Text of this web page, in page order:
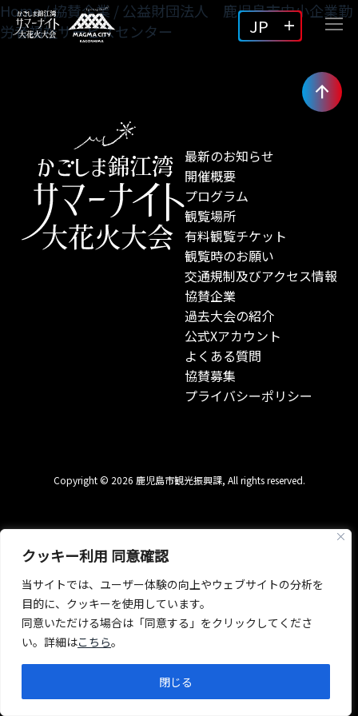
クッキー利用 同意確認
当サイトでは、ユーザー体験の向上やウェブサイトの分析を
目的に、クッキーを使用しています。
同意いただける場合は「同意する」をクリックしてくださ
い。詳細はこちら。
閉じる
JP
Home/協賛企業 /公益財団法人 鹿児島市中小企業勤
労者福祉サービスセンター
最新のお知らせ
開催概要
プログラム
観覧場所
有料観覧チケット
観覧時のお願い
交通規制及びアクセス情報
協賛企業
過去大会の紹介
公式Xアカウント
よくある質問
協賛募集
プライバシーポリシー
Copyright © 2026 鹿児島市観光振興課, All rights reserved.